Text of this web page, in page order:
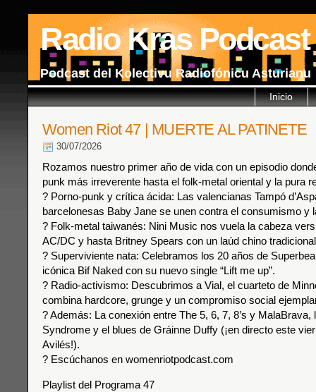
Radio Kras Podcast
Podcast del Kolectivu Radiofónicu Asturianu
Inicio
Women Riot 47 | MUERTE AL PATINETE
30/07/2026
Rozamos nuestro primer año de vida con un episodio
punk más irreverente hasta el folk-metal oriental y la pura
? Porno-punk y crítica ácida: Las valencianas Tampó
barcelonesas Baby Jane se unen contra el consumismo y
? Folk-metal taiwanés: Nini Music nos vuela la cabeza
AC/DC y hasta Britney Spears con un laúd chino
? Superviviente nata: Celebramos los 20 años de
icónica Bif Naked con su nuevo single “Lift me up”.
? Radio-activismo: Descubrimos a Vial, el cuarteto de
combina hardcore, grunge y un compromiso social
? Además: La conexión entre The 5, 6, 7, 8’s y MalaBrava,
Syndrome y el blues de Gráinne Duffy (¡en directo este
Avilés!).
? Escúchanos en womenriotpodcast.com
Playlist del Programa 47